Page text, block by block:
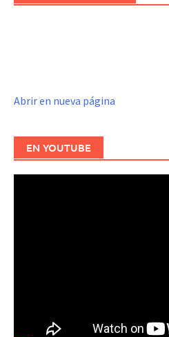
Abrir en nueva página
EN YOUTUBE